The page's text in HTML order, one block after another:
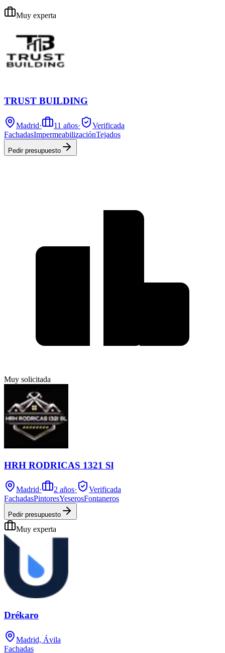
Muy experta
TRUST BUILDING
Madrid· 11 años·
Verificada
FachadasImpermeabilizaciónTejados
Pedir presupuesto
Muy solicitada
HRH RODRICAS 1321 Sl
Madrid· 2 años·
Verificada
FachadasPintoresYeserosFontaneros
Pedir presupuesto
Muy experta
Drékaro
Madrid, Ávila
Fachadas